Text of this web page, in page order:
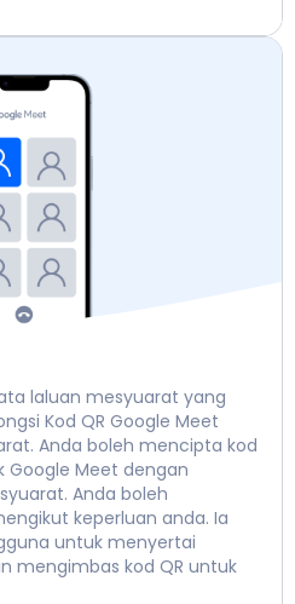
laluan mesyuarat yang
Kod QR Google Meet
Anda boleh mencipta kod
Google Meet dengan
Anda boleh
keperluan anda. Ia
untuk menyertai
mengimbas kod QR untuk